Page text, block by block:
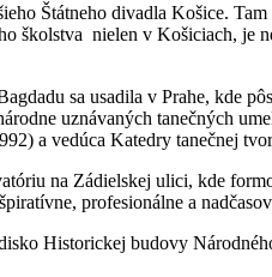
Štátneho divadla Košice.
školstva nielen v Košiciach, je
sa usadila v Prahe, kde
uznávaných tanečných
a vedúca Katedry tanečnej
na Zádielskej ulici, kde
profesionálne a
Historickej budovy